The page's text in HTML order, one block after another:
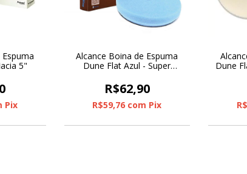
5"
Pix
Alcance Boina de Espuma
Dune Flat Azul - Super
R$62,90
R$59,76 com Pix
Dune